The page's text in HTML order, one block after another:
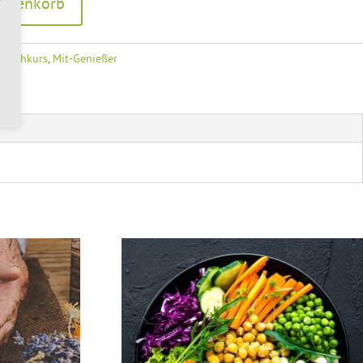
Kochkurs, Mit-Genießer